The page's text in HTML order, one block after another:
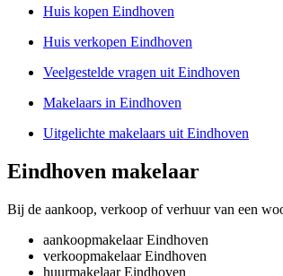
Huis kopen Eindhoven
Huis verkopen Eindhoven
Veelgestelde vragen uit Eindhoven
Makelaars in Eindhoven
Uitgelichte makelaars uit Eindhoven
Eindhoven makelaar
Bij de aankoop, verkoop of verhuur van een
aankoopmakelaar Eindhoven
verkoopmakelaar Eindhoven
huurmakelaar Eindhoven